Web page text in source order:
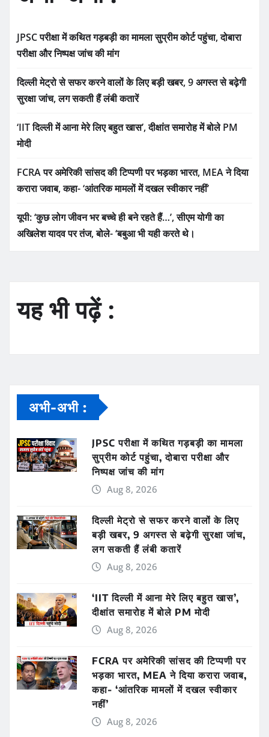
JPSC परीक्षा में कथित गड़बड़ी का मामला सुप्रीम कोर्ट पहुंचा, दोबारा
परीक्षा और निष्पक्ष जांच की मांग
दिल्ली मेट्रो से सफर करने वालों के लिए बड़ी खबर, 9 अगस्त से बढ़ेगी
सुरक्षा जांच, लग सकती हैं लंबी कतारें
‘IIT दिल्ली में आना मेरे लिए बहुत खास’, दीक्षांत समारोह में बोले PM
मोदी
FCRA पर अमेरिकी सांसद की टिप्पणी पर भड़का भारत, MEA ने दिया
करारा जवाब, कहा- ‘आंतरिक मामलों में दखल स्वीकार नहीं’
यूपी: ‘कुछ लोग जीवन भर बच्चे ही बने रहते हैं…’, सीएम योगी का
अखिलेश यादव पर तंज, बोले- ‘बबुआ भी यही करते थे।
यह भी पढ़ें :
अभी-अभी :
JPSC परीक्षा में कथित गड़बड़ी का मामला
सुप्रीम कोर्ट पहुंचा, दोबारा परीक्षा और
निष्पक्ष जांच की मांग
Aug 8, 2026
दिल्ली मेट्रो से सफर करने वालों के लिए
बड़ी खबर, 9 अगस्त से बढ़ेगी सुरक्षा जांच,
लग सकती हैं लंबी कतारें
Aug 8, 2026
‘IIT दिल्ली में आना मेरे लिए बहुत खास’,
दीक्षांत समारोह में बोले PM मोदी
Aug 8, 2026
FCRA पर अमेरिकी सांसद की टिप्पणी पर
भड़का भारत, MEA ने दिया करारा जवाब,
कहा- ‘आंतरिक मामलों में दखल स्वीकार
नहीं’
Aug 8, 2026